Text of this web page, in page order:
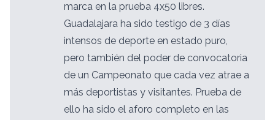
marca en la prueba 4x50 libres.
Guadalajara ha sido testigo de 3 días
intensos de deporte en estado puro,
pero también del poder de convocatoria
de un Campeonato que cada vez atrae a
más deportistas y visitantes. Prueba de
ello ha sido el aforo completo en las